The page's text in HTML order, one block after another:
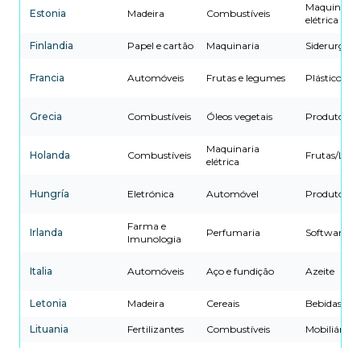
Estonia Madeira Combustíveis
Maquinaria
elétrica
Finlandia Papel e cartão Maquinaria Siderurgia
Francia Automóveis Frutas e legumes Plásticos
Grecia Combustíveis Óleos vegetais Produtos
Holanda Combustíveis
Maquinaria
elétrica
Frutas/
Hungría Eletrónica Automóvel Produtos
Irlanda
Farma e
Imunologia
Perfumaria Software/
Italia Automóveis Aço e fundição Azeite
Letonia Madeira Cereais Bebidas
Lituania Fertilizantes Combustíveis Mobiliário